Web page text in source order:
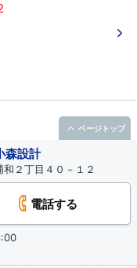
森設計
２丁目４０－１２
電話する
ページトップ